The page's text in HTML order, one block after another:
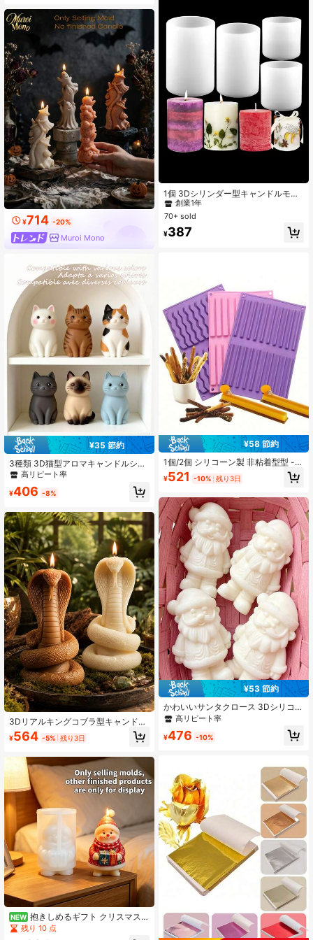
¥714 -20%
Muroi Mono
¥35 節約
3種類 3D猫型アロマキャンドルシリ
コンモールド、抱きつくハート猫と
ンを含む、大豆ワックス、手作り石
成品は小さくて精巧、ホームデスク
トップ装飾とホリデーギフトに最適
高リピート率
¥406 -8%
3Dリアルキングコブラ型キャンドル
シリコンモールド - 頭を上げたヘビ
の体と舌を出すデザイン、クリアな
536°F)、簡単取り外し、大豆ワック
ス/石膏/樹脂液体対応、DIYアロマキ
ャンドル、パーソナライズされたホ
ームデコレーションオーナメント、
クリエイティブなホリデーギフト、
書斎の雰囲気作り、ユニークなリビ
ングルームディスプレイ、風変わり
なパーティーデコレーション、ハン
ドメイドキャンドル愛好家、パーソ
ナライズされたホームデコレーショ
ンエキスパート、爬虫類愛好家、冷
血動物愛好家に最適
¥564 -5% 残り3日
NEW 抱きしめるギフト クリスマス雪
だるま アロマキャンドル シリコンモ
ールド 再利用可能 簡単に取り出せる
残り 10 点
トに適しています
1個 3Dシリンダー型キャンドルモー
ルド、ハンドメイド DIY シリコンキ
ャンドル作りモールド
創業1年
#2 ベストセラー
創業1年
#2 ベストセラー
創業1年
#2 ベストセラー
70+ sold
¥387
¥58 節約
1個/2個 シリコーン製 非粘着型型 -
型から簡単に取り出せる、パンケー
キ、チョコレート、クッキー、石鹸
プルのDIYツール、長いチョコレート
型、手作り石鹸型、トレイ、多機能
¥521 -10% 残り3日
¥53 節約
かわいいサンタクロース 3Dシリコー
ンモールド、アロマキャンドル、石
キャスティング用シリコーンモール
高リピート率
¥476 -10%